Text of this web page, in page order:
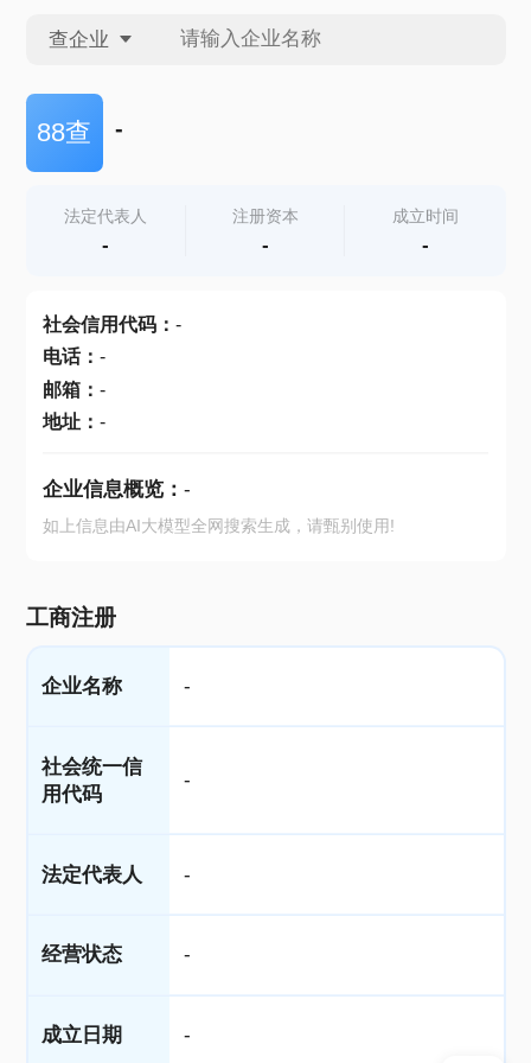
查企业
查企业
查产地
88查 -
法定代表人
-
注册资本
-
成立时间
-
社会信用代码： -
电话： -
邮箱： -
地址： -
企业信息概览： -
如上信息由AI大模型全网搜索生成，请甄别使用!
工商注册
企业名称 -
社会统一信
用代码
-
法定代表人 -
经营状态 -
成立日期 -